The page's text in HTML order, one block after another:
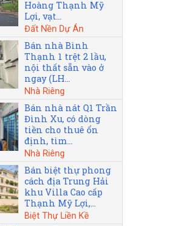
Hoàng Thạnh Mỹ
Lợi, vạt...
Đất Nền Dự Án
Bán nhà Bình
Thạnh 1 trệt 2 lầu,
nội thất sẵn vào ở
ngay (LH...
Nhà Riêng
Bán nhà nát Q1 Trần
Đình Xu, có dòng
tiền cho thuê ổn
định, tìm...
Nhà Riêng
Bán biệt thự phong
cách địa Trung Hải
khu Villa Cao cấp
Thạnh Mỹ Lợi,...
Biệt Thự Liền Kề